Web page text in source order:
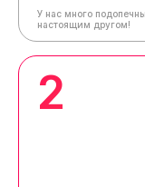
У нас много
настоящим другом!
2